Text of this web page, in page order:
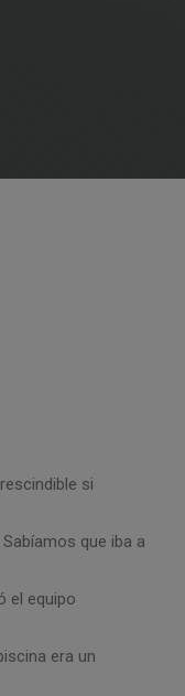
si
que iba a
el equipo
era un